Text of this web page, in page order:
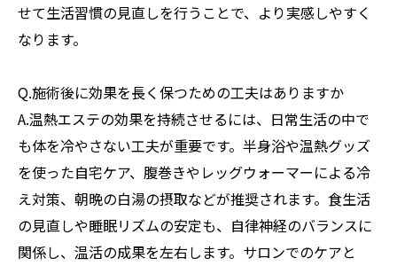
せて生活習慣の見直しを行うことで、より実感しやすく
なります。
Q.施術後に効果を長く保つための工夫はありますか
A.温熱エステの効果を持続させるには、日常生活の中で
も体を冷やさない工夫が重要です。半身浴や温熱グッズ
を使った自宅ケア、腹巻きやレッグウォーマーによる冷
え対策、朝晩の白湯の摂取などが推奨されます。食生活
の見直しや睡眠リズムの安定も、自律神経のバランスに
関係し、温活の成果を左右します。サロンでのケアと